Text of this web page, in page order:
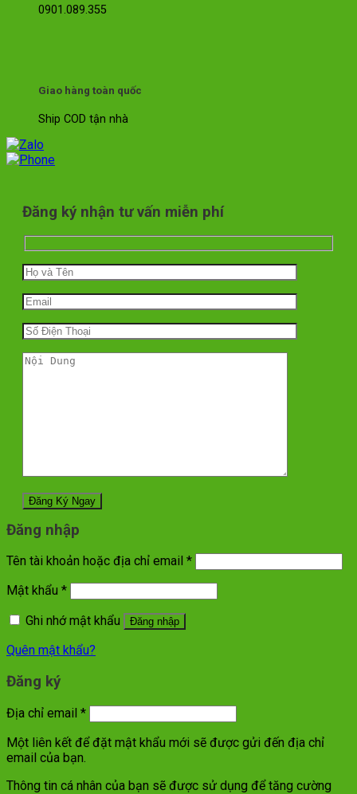
0901.089.355
Giao hàng toàn quốc
Ship COD tận nhà
Đăng ký nhận tư vấn miễn phí
Đăng nhập
Tên tài khoản hoặc địa chỉ email *
Mật khẩu *
Ghi nhớ mật khẩu
Đăng nhập
Quên mật khẩu?
Đăng ký
Địa chỉ email *
Một liên kết để đặt mật khẩu mới sẽ được gửi đến địa chỉ
email của bạn.
Thông tin cá nhân của bạn sẽ được sử dụng để tăng cường